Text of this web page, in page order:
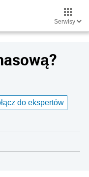
Serwisy
do ekspertów